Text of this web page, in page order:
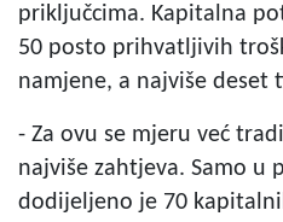
priključcima. Kapitalna
50 posto prihvatljivih
namjene, a najviše deset
- Za ovu se mjeru već
najviše zahtjeva. Samo u
dodijeljeno je 70